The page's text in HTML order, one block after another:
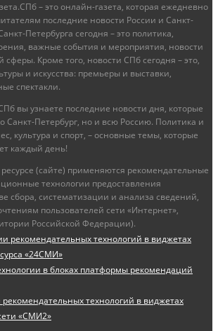
– это онлайн-газета, которая ежедневно
последние новости России и Санкт-
Петербурга сегодня – это политика,
важные события и мероприятия, новости
Кроме того, новости СПб сегодня – это,
и искусства: премьеры и выставки,
спектакли.
вы узнаете последние новости дня, которые
Санкт-Петербург, но и всю Россию. Политика и
культура и спорт, – основные темы, которые
каждый день!
(сайте) применяются рекомендательные
технологии предоставления
сбора, систематизации и анализа сведений,
пользователей сети «Интернет»,
Российской Федерации).
рекомендательных технологий в виджетах
«24СМИ»
в блоках платформы рекомендаций
технологий в виджетах
«СМИ2»